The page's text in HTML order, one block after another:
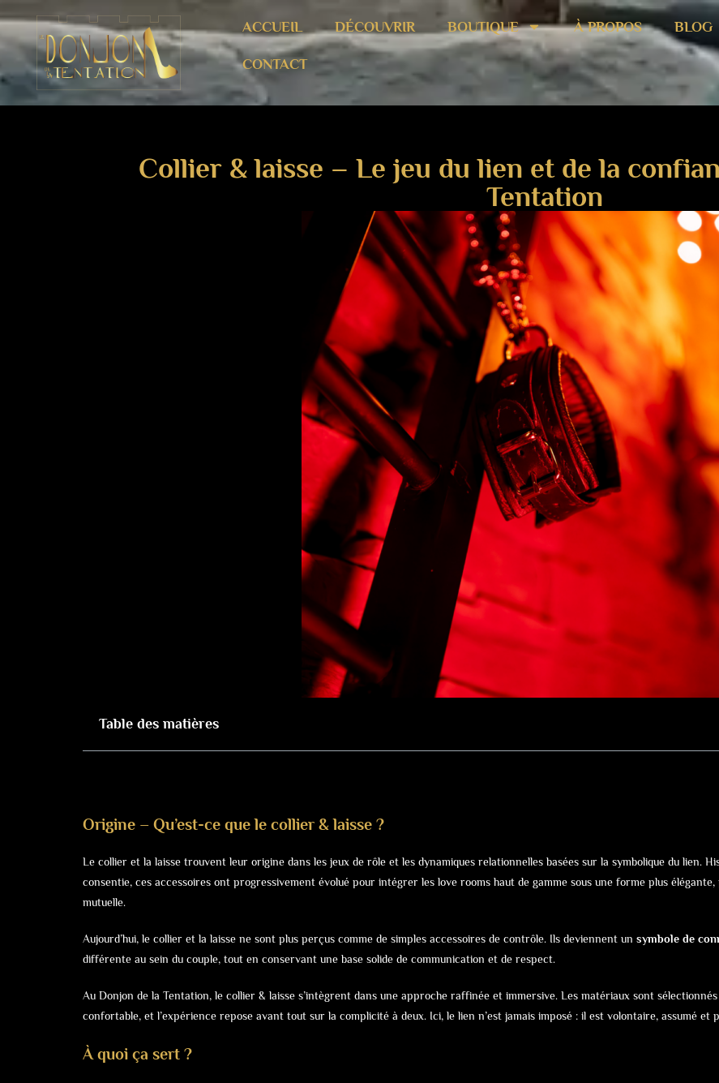
ACCUEIL DÉCOUVRIR BOUTIQUE À PROPOS BLOG
CONTACT
Collier & laisse – Le jeu du lien et de la
Tentation
Table des matières
Origine – Qu’est-ce que le collier & laisse ?
Le collier et la laisse trouvent leur origine dans les jeux de rôle et les dynamiques relationnelles basées sur la symbolique du lien.
consentie, ces accessoires ont progressivement évolué pour intégrer les love rooms haut de gamme sous une forme plus
mutuelle.
Aujourd’hui, le collier et la laisse ne sont plus perçus comme de simples accessoires de contrôle. Ils deviennent un symbole de
différente au sein du couple, tout en conservant une base solide de communication et de respect.
Au Donjon de la Tentation, le collier & laisse s’intègrent dans une approche raffinée et immersive. Les matériaux sont
confortable, et l’expérience repose avant tout sur la complicité à deux. Ici, le lien n’est jamais imposé : il est volontaire, assumé et
À quoi ça sert ?